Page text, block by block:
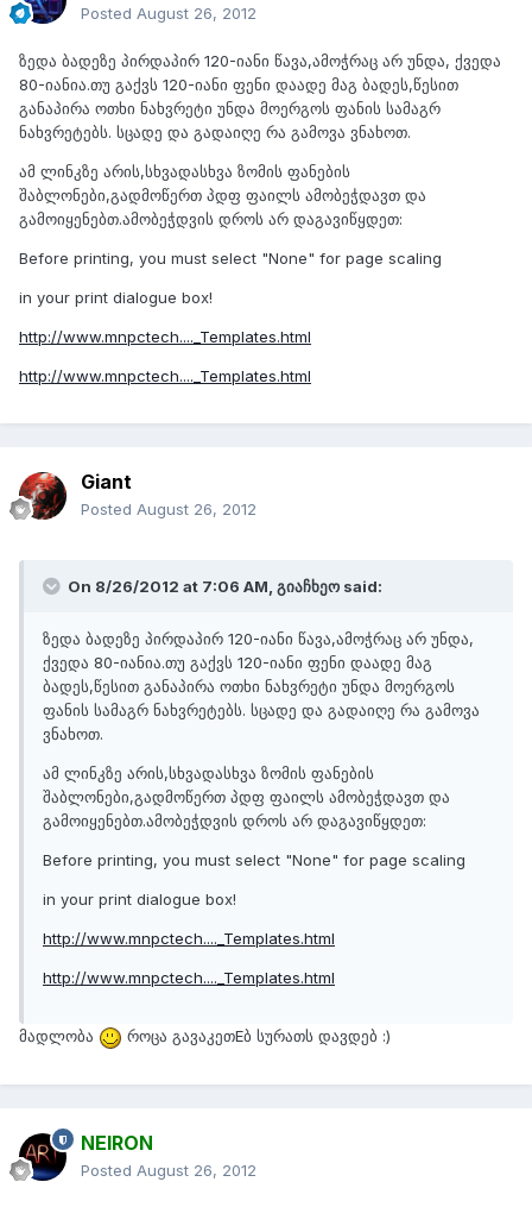
Posted August 26, 2012
ზედა ბადეზე პირდაპირ 120-იანი წავა,ამოჭრაც არ უნდა, ქვედა
80-იანია.თუ გაქვს 120-იანი ფენი დაადე მაგ ბადეს,წესით
განაპირა ოთხი ნახვრეტი უნდა მოერგოს ფანის სამაგრ
ნახვრეტებს. სცადე და გადაიღე რა გამოვა ვნახოთ.
ამ ლინკზე არის,სხვადასხვა ზომის ფანების
შაბლონები,გადმოწერთ პდფ ფაილს ამობეჭდავთ და
გამოიყენებთ.ამობეჭდვის დროს არ დაგავიწყდეთ:
Before printing, you must select "None" for page scaling
in your print dialogue box!
http://www.mnpctech...._Templates.html
http://www.mnpctech...._Templates.html
Giant
Posted August 26, 2012
On 8/26/2012 at 7:06 AM, გიაჩხეო said:
ზედა ბადეზე პირდაპირ 120-იანი წავა,ამოჭრაც არ უნდა,
ქვედა 80-იანია.თუ გაქვს 120-იანი ფენი დაადე მაგ
ბადეს,წესით განაპირა ოთხი ნახვრეტი უნდა მოერგოს
ფანის სამაგრ ნახვრეტებს. სცადე და გადაიღე რა გამოვა
ვნახოთ.
ამ ლინკზე არის,სხვადასხვა ზომის ფანების
შაბლონები,გადმოწერთ პდფ ფაილს ამობეჭდავთ და
გამოიყენებთ.ამობეჭდვის დროს არ დაგავიწყდეთ:
Before printing, you must select "None" for page scaling
in your print dialogue box!
http://www.mnpctech...._Templates.html
http://www.mnpctech...._Templates.html
მადლობა როცა გავაკეთEბ სურათს დავდებ :)
NEIRON
Posted August 26, 2012